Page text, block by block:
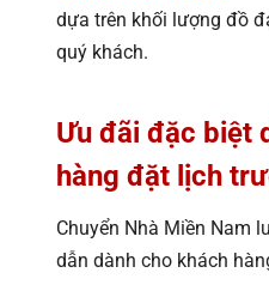
dựa trên khối lượng đồ
quý khách.
Ưu đãi đặc biệt
hàng đặt lịch
Chuyển Nhà Miền Nam
dẫn dành cho khách